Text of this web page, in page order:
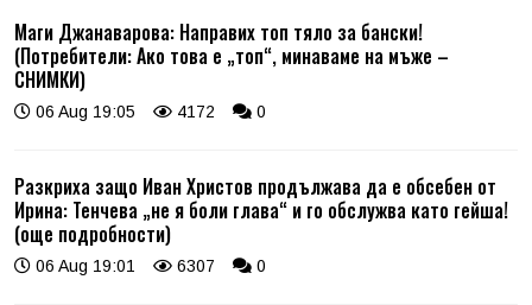
Маги Джанаварова: Направих топ тяло за бански!
(Потребители: Ако това е „топ“, минаваме на мъже –
СНИМКИ)
06 Aug 19:05 4172 0
Разкриха защо Иван Христов продължава да е обсебен от
Ирина: Тенчева „не я боли глава“ и го обслужва като гейша!
(още подробности)
06 Aug 19:01 6307 0